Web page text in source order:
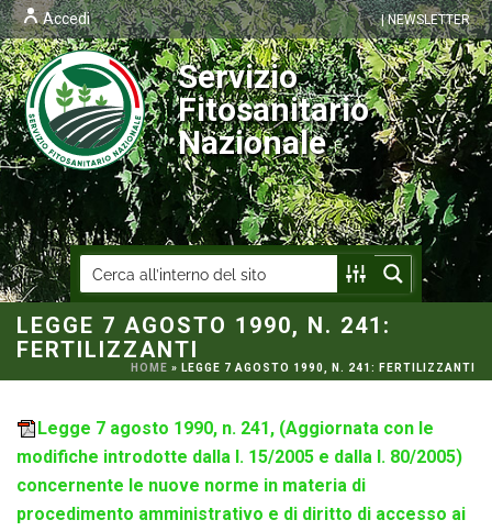
| NEWSLETTER
Accedi
Servizio
Fitosanitario
Nazionale
LEGGE 7 AGOSTO 1990, N. 241:
FERTILIZZANTI
HOME » LEGGE 7 AGOSTO 1990, N. 241: FERTILIZZANTI
Legge 7 agosto 1990, n. 241, (Aggiornata con le
modifiche introdotte dalla l. 15/2005 e dalla l. 80/2005)
concernente le nuove norme in materia di
procedimento amministrativo e di diritto di accesso ai